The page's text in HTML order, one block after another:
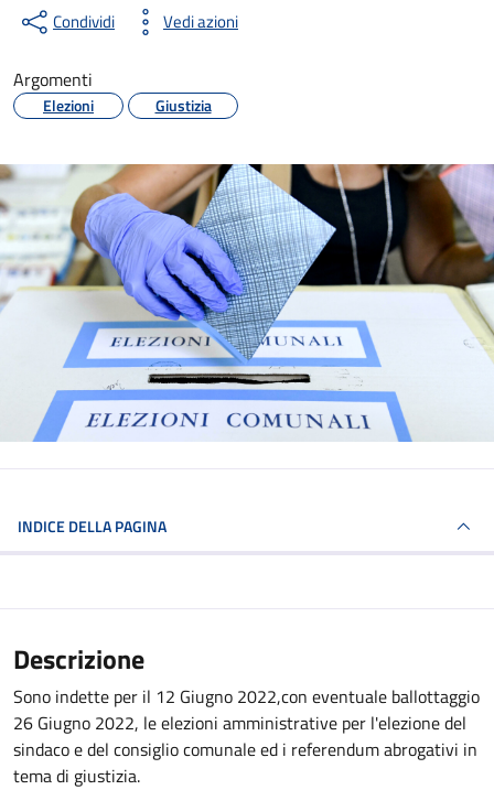
Condividi Vedi azioni
Argomenti
Elezioni Giustizia
INDICE DELLA PAGINA
Descrizione
Sono indette per il 12 Giugno 2022,con eventuale ballottaggio
26 Giugno 2022, le elezioni amministrative per l'elezione del
sindaco e del consiglio comunale ed i referendum abrogativi in
tema di giustizia.